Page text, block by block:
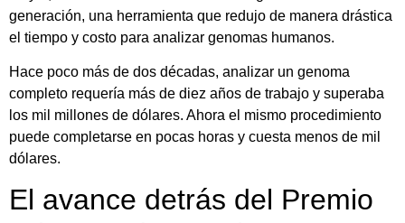
generación, una herramienta que redujo de manera drástica
el tiempo y costo para analizar genomas humanos.
Hace poco más de dos décadas, analizar un genoma
completo requería más de diez años de trabajo y superaba
los mil millones de dólares. Ahora el mismo procedimiento
puede completarse en pocas horas y cuesta menos de mil
dólares.
El avance detrás del Premio